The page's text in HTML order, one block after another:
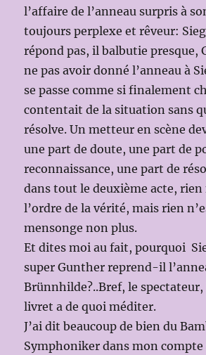
l’affaire de l’anneau surpris à
toujours perplexe et rêveur:
répond pas, il balbutie presque,
ne pas avoir donné l’anneau à
se passe comme si finalement
contentait de la situation sans
résolve. Un metteur en scène
une part de doute, une part de
reconnaissance, une part de
dans tout le deuxième acte, rien
l’ordre de la vérité, mais rien
mensonge non plus.
Et dites moi au fait, pourquoi
super Gunther reprend-il
Brünnhilde?..Bref, le
livret a de quoi méditer.
J’ai dit beaucoup de bien du
Symphoniker dans mon compte